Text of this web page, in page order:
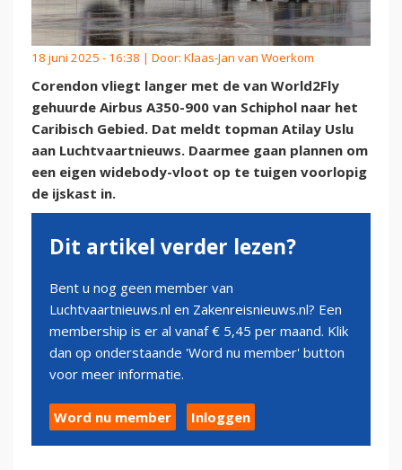
18 juni 2025 - 16:38 | Door: Klaas-Jan van Woerkom
Corendon vliegt langer met de van World2Fly
gehuurde Airbus A350-900 van Schiphol naar het
Caribisch Gebied. Dat meldt topman Atilay Uslu
aan Luchtvaartnieuws. Daarmee gaan plannen om
een eigen widebody-vloot op te tuigen voorlopig
de ijskast in.
Dit artikel verder lezen?
Bent u nog geen member van
Luchtvaartnieuws.nl en Zakenreisnieuws.nl? Een
membership is er al vanaf € 5,45 per maand. Klik
dan op onderstaande 'Word nu member' button
voor meer informatie.
Word nu member Inloggen